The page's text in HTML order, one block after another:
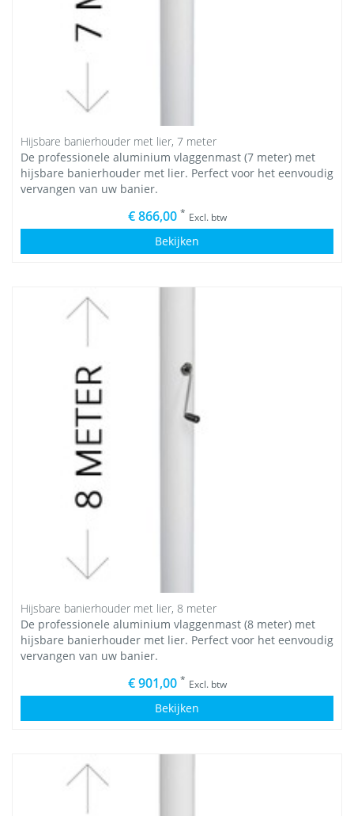
Hijsbare banierhouder met lier, 7 meter
De professionele aluminium vlaggenmast (7 meter) met
hijsbare banierhouder met lier. Perfect voor het eenvoudig
vervangen van uw banier.
€ 866,00 * Excl. btw
Bekijken
Hijsbare banierhouder met lier, 8 meter
De professionele aluminium vlaggenmast (8 meter) met
hijsbare banierhouder met lier. Perfect voor het eenvoudig
vervangen van uw banier.
€ 901,00 * Excl. btw
Bekijken